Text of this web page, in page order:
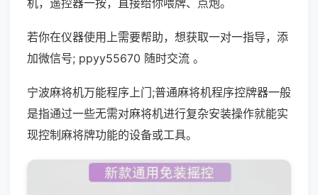
机，遥控器一按，直接给你喂牌、点炮。
若你在仪器使用上需要帮助，想获取一对一指导，添
加微信号; ppyy55670 随时交流 。
宁波麻将机万能程序上门;普通麻将机程序控牌器一般
是指通过一些无需对麻将机进行复杂安装操作就能实
现控制麻将牌功能的设备或工具。